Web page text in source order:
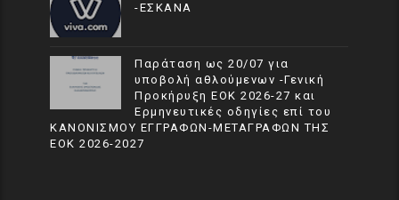
-ΕΣΚΑΝΑ
Παράταση ως 20/07 για
υποβολή αθλούμενων -Γενική
Προκήρυξη ΕΟΚ 2026-27 και
Ερμηνευτικές οδηγίες επί του
ΚΑΝΟΝΙΣΜΟΥ ΕΓΓΡΑΦΩΝ-ΜΕΤΑΓΡΑΦΩΝ ΤΗΣ
ΕΟΚ 2026-2027